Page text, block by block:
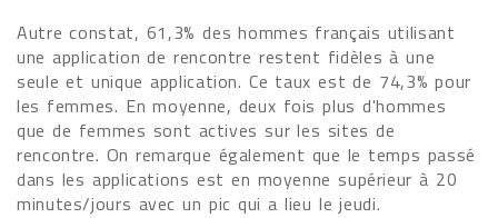
Autre constat, 61,3% des hommes français utilisant
une application de rencontre restent fidèles à une
seule et unique application. Ce taux est de 74,3% pour
les femmes. En moyenne, deux fois plus d'hommes
que de femmes sont actives sur les sites de
rencontre. On remarque également que le temps passé
dans les applications est en moyenne supérieur à 20
minutes/jours avec un pic qui a lieu le jeudi.